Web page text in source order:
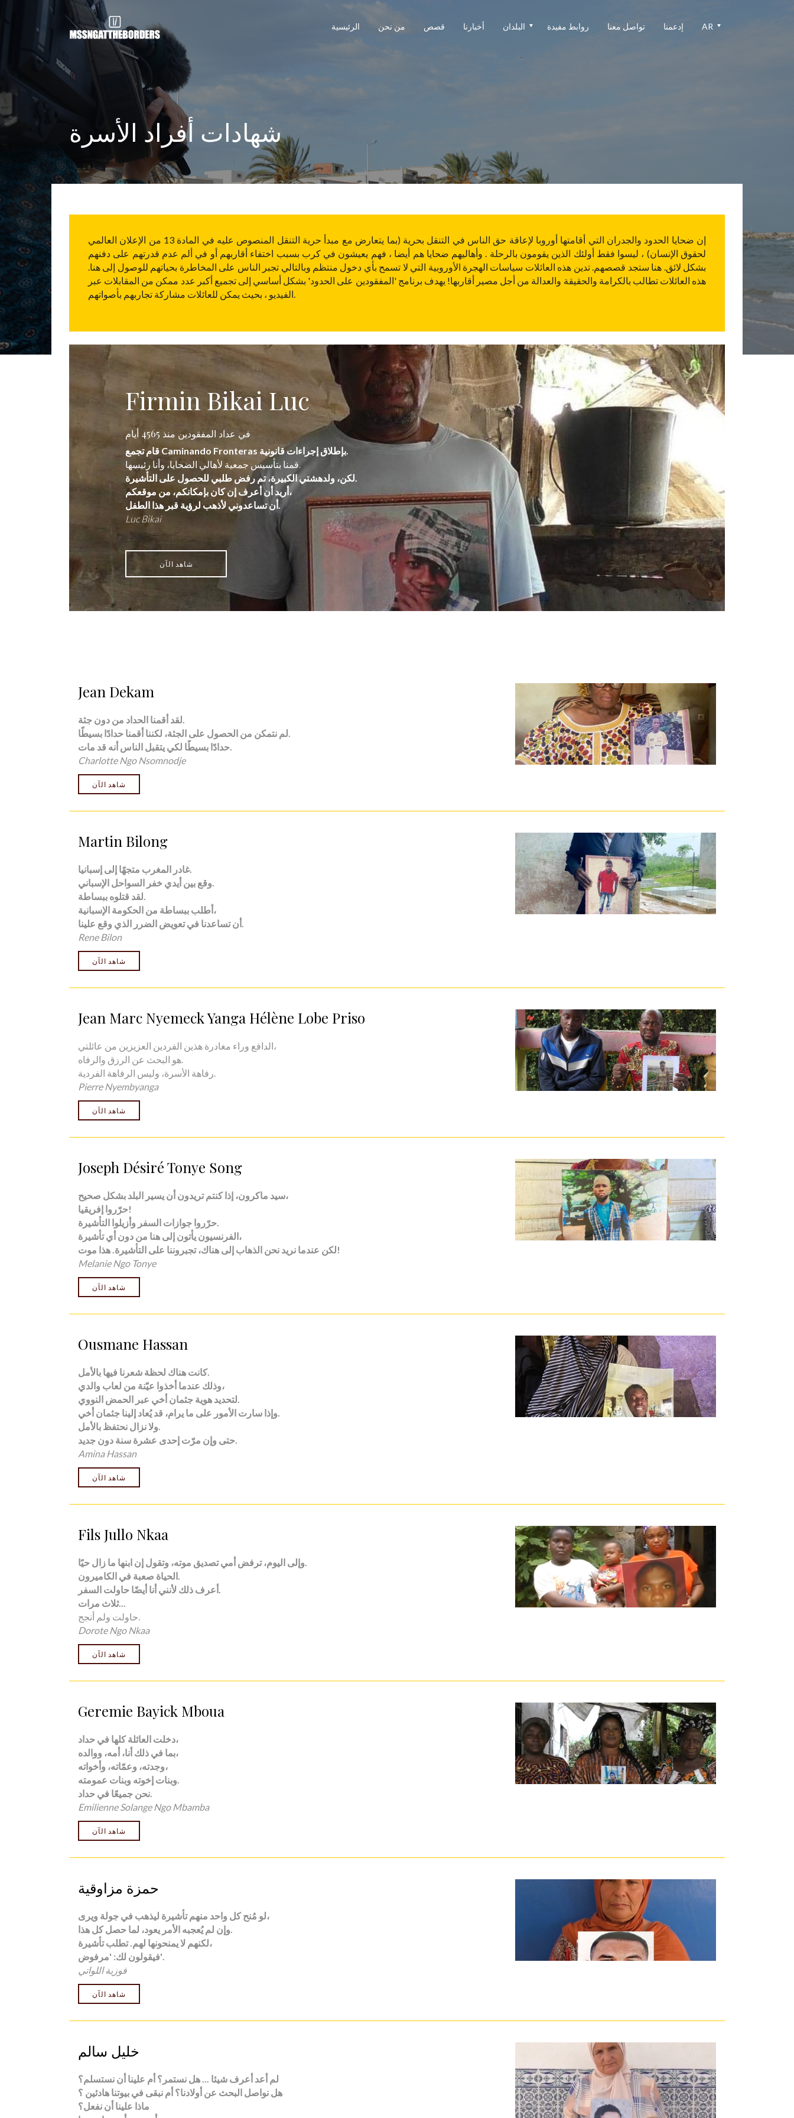
الرئيسية من نحن قصص أخبارنا البلدان روابط مفيدة تواصل معنا إدعمنا AR
شهادات أفراد الأسرة
إن ضحايا الحدود والجدران التي أقامتها أوروبا لإعاقة حق الناس في التنقل بحرية (بما يتعارض مع مبدأ حرية التنقل المنصوص عليه في المادة 13 من الإعلان العالمي
لحقوق الإنسان) ، ليسوا فقط أولئك الذين يقومون بالرحلة . وأهاليهم ضحايا هم أيضا ، فهم يعيشون في كرب بسبب اختفاء أقاربهم أو في ألم عدم قدرتهم على دفنهم
بشكل لائق. هنا ستجد قصصهم. تدين هذه العائلات سياسات الهجرة الأوروبية التي لا تسمح بأي دخول منتظم وبالتالي تجبر الناس على المخاطرة بحياتهم للوصول إلى هنا.
هذه العائلات تطالب بالكرامة والحقيقة والعدالة من أجل مصير أقاربها! يهدف برنامج 'المفقودين على الحدود' بشكل أساسي إلى تجميع أكبر عدد ممكن من المقابلات عبر
الفيديو ، بحيث يمكن للعائلات مشاركة تجاربهم بأصواتهم.
Firmin Bikai Luc
في عداد المفقودين منذ 4565 أيام
قام تجمع Caminando Fronteras بإطلاق إجراءات قانونية.
قمنا بتأسيس جمعية لأهالي الضحايا، وأنا رئيسها.
لكن، ولدهشتي الكبيرة، تم رفض طلبي للحصول على التأشيرة.
أريد أن أعرف إن كان بإمكانكم، من موقعكم،
أن تساعدوني لأذهب لرؤية قبر هذا الطفل.
Luc Bikai
شاهد الآن
Jean Dekam
لقد أقمنا الحداد من دون جثة.
لم نتمكن من الحصول على الجثة، لكننا أقمنا حدادًا بسيطًا.
حدادًا بسيطًا لكي يتقبل الناس أنه قد مات.
CharlotteNgo Nsomnodje
شاهد الآن
Martin Bilong
غادر المغرب متجهًا إلى إسبانيا.
وقع بين أيدي خفر السواحل الإسباني.
لقد قتلوه ببساطة.
أطلب ببساطة من الحكومة الإسبانية،
أن تساعدنا في تعويض الضرر الذي وقع علينا.
Rene Bilon
شاهد الآن
Jean Marc Nyemeck Yanga Hélène Lobe Priso
الدافع وراء مغادرة هذين الفردين العزيزين من عائلتي،
هو البحث عن الرزق والرفاه.
رفاهة الأسرة، وليس الرفاهة الفردية.
Pierre Nyembyanga
شاهد الآن
Joseph Désiré Tonye Song
سيد ماكرون، إذا كنتم تريدون أن يسير البلد بشكل صحيح،
حرّروا إفريقيا!
حرّروا جوازات السفر وأزيلوا التأشيرة.
الفرنسيون يأتون إلى هنا من دون أي تأشيرة،
لكن عندما نريد نحن الذهاب إلى هناك، تجبروننا على التأشيرة. هذا موت!
Melanie Ngo Tonye
شاهد الآن
Ousmane Hassan
كانت هناك لحظة شعرنا فيها بالأمل.
وذلك عندما أخذوا عيّنة من لعاب والدي،
لتحديد هوية جثمان أخي عبر الحمض النووي.
وإذا سارت الأمور على ما يرام، قد يُعاد إلينا جثمان أخي.
ولا نزال نحتفظ بالأمل.
حتى وإن مرّت إحدى عشرة سنة دون جديد.
Amina Hassan
شاهد الآن
Fils Jullo Nkaa
وإلى اليوم، ترفض أمي تصديق موته، وتقول إن ابنها ما زال حيًا.
الحياة صعبة في الكاميرون.
أعرف ذلك لأنني أنا أيضًا حاولت السفر.
ثلاث مرات...
حاولت ولم أنجح.
Dorote Ngo Nkaa
شاهد الآن
Geremie Bayick Mboua
دخلت العائلة كلها في حداد،
بما في ذلك أنا، أمه، ووالده،
وجدته، وعمّاته، وأخواته،
وبنات إخوته وبنات عمومته.
نحن جميعًا في حداد.
Emilienne SolangeNgo Mbamba
شاهد الآن
حمزة مزاوقية
لو مُنح كل واحد منهم تأشيرة ليذهب في جولة ويرى،
وإن لم يُعجبه الأمر يعود، لما حصل كل هذا.
لكنهم لا يمنحونها لهم. تطلب تأشيرة،
فيقولون لك: 'مرفوض'.
فوزية اللواتي
شاهد الآن
خليل سالم
لم أعد أعرف شيئا ... هل نستمر؟ أم علينا أن نستسلم؟
هل نواصل البحث عن أولادنا؟ أم نبقى في بيوتنا هادئين ؟
ماذا علينا أن نفعل؟